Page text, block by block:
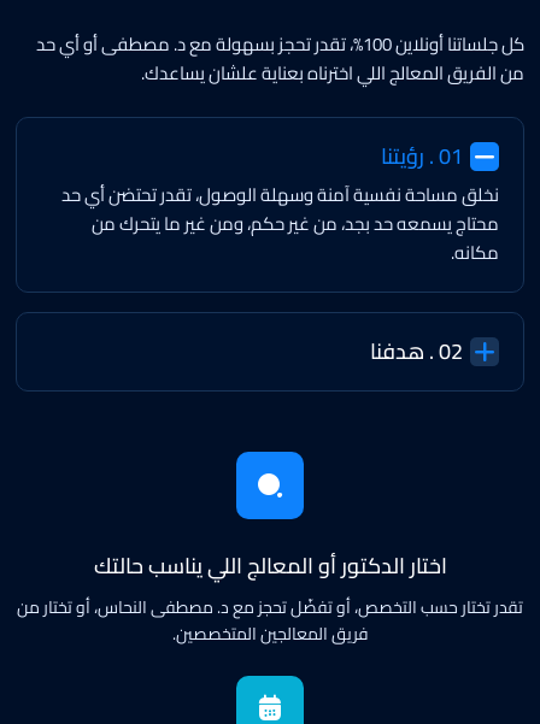
كل جلساتنا أونلاين 100%، تقدر تحجز بسهولة مع د. مصطفى أو أي حد
من الفريق المعالج اللي اخترناه بعناية علشان يساعدك.
01 . رؤيتنا
نخلق مساحة نفسية آمنة وسهلة الوصول، تقدر تحتضن أي حد
محتاج يسمعه حد بجد، من غير حكم، ومن غير ما يتحرك من
مكانه.
02 . هدفنا
اختار الدكتور أو المعالج اللي يناسب حالتك
تقدر تختار حسب التخصص، أو تفضّل تحجز مع د. مصطفى النحاس، أو تختار من
فريق المعالجين المتخصصين.